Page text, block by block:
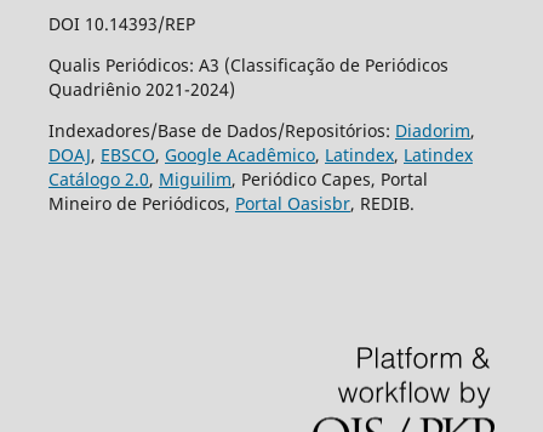
DOI 10.14393/REP
Qualis Periódicos: A3 (Classificação de Periódicos
Quadriênio 2021-2024)
Indexadores/Base de Dados/Repositórios: Diadorim,
DOAJ, EBSCO, Google Acadêmico, Latindex, Latindex
Catálogo 2.0, Miguilim, Periódico Capes, Portal
Mineiro de Periódicos, Portal Oasisbr, REDIB.